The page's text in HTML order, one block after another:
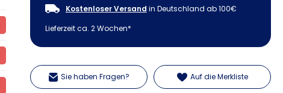
Kostenloser Versand in Deutschland ab 100€
Lieferzeit ca. 2 Wochen*
Sie haben Fragen? Auf die Merkliste